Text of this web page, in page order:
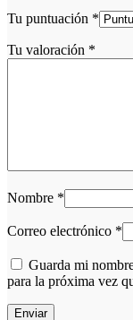
Tu puntuación *
Tu valoración *
Nombre *
Correo electrónico *
Guarda mi
para la próxima vez